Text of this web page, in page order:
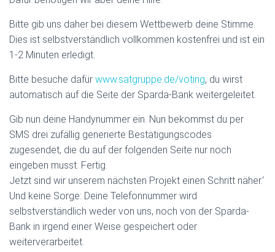
Bitte gib uns daher bei diesem Wettbewerb deine Stimme.
Dies ist selbstverständlich vollkommen kostenfrei und ist ein
1-2 Minuten erledigt.
Bitte besuche dafür www.satgruppe.de/voting, du wirst
automatisch auf die Seite der Sparda-Bank weitergeleitet.
Gib nun deine Handynummer ein. Nun bekommst du per
SMS drei zufällig generierte Bestätigungscodes
zugesendet, die du auf der folgenden Seite nur noch
eingeben musst. Fertig.
Jetzt sind wir unserem nächsten Projekt einen Schritt näher.‘
Und keine Sorge: Deine Telefonnummer wird
selbstverständlich weder von uns, noch von der Sparda-
Bank in irgend einer Weise gespeichert oder
weiterverarbeitet.